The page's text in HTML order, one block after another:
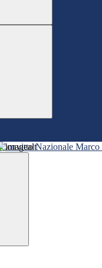
Convitto Nazionale Marco